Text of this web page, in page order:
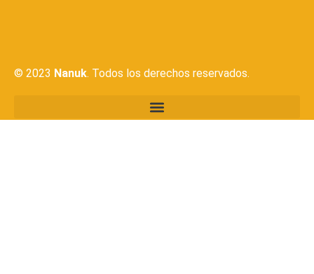
© 2023 Nanuk. Todos los derechos reservados.